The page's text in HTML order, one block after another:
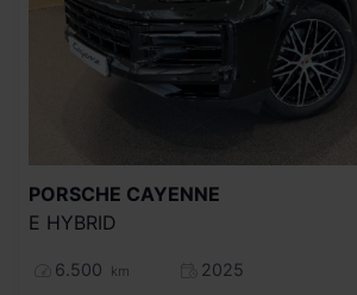
PORSCHE CAYENNE
E HYBRID
6.500 km
2025